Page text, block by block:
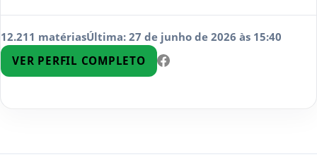
12.211 matériasÚltima: 27 de junho de 2026 às 15:40
VER PERFIL COMPLETO